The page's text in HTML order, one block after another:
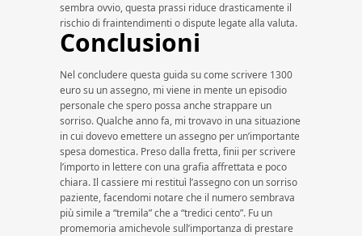
sembra ovvio, questa prassi riduce drasticamente il
rischio di fraintendimenti o dispute legate alla valuta.
Conclusioni
Nel concludere questa guida su come scrivere 1300
euro su un assegno, mi viene in mente un episodio
personale che spero possa anche strappare un
sorriso. Qualche anno fa, mi trovavo in una situazione
in cui dovevo emettere un assegno per un’importante
spesa domestica. Preso dalla fretta, finii per scrivere
l’importo in lettere con una grafia affrettata e poco
chiara. Il cassiere mi restituì l’assegno con un sorriso
paziente, facendomi notare che il numero sembrava
più simile a “tremila” che a “tredici cento”. Fu un
promemoria amichevole sull’importanza di prestare